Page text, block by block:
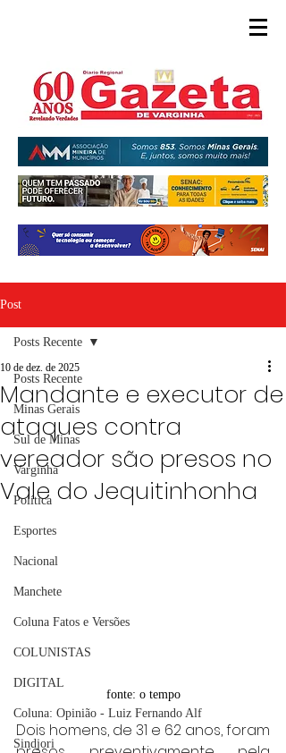
Post
Posts Recente
Minas Gerais
Sul de Minas
Varginha
Política
Esportes
Nacional
Manchete
Coluna Fatos e Versões
COLUNISTAS
DIGITAL
Coluna: Opinião - Luiz Fernando Alf
Sindjori
Posts Recente
Mandante e executor de
ataques contra
vereador são presos no
Vale do Jequitinhonha
10 de dez. de 2025
fonte: o tempo
Dois homens, de 31 e 62 anos, foram